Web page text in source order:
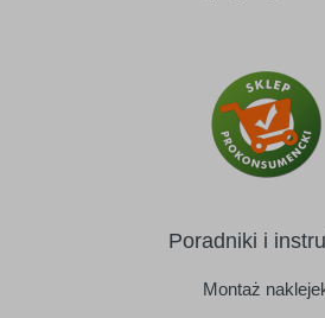
Poradniki i
Montaż